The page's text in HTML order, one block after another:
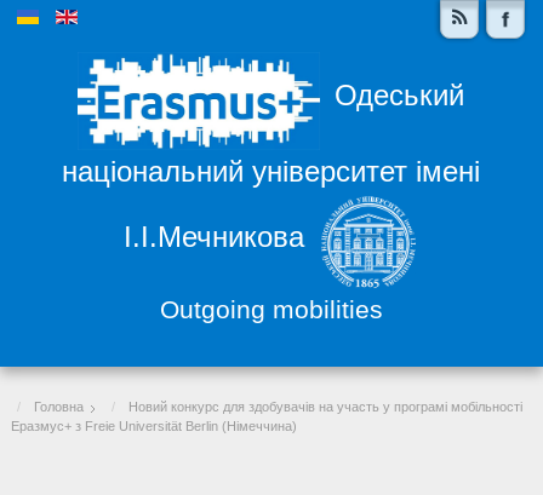
Одеський
національний університет імені
І.І.Мечникова
Outgoing mobilities
Головна
Новий конкурс для здобувачів на участь у програмі мобільності
Еразмус+ з Freie Universität Berlin (Німеччина)